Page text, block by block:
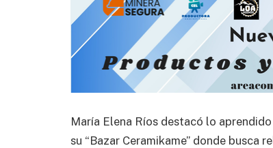
María Elena Ríos destacó lo
su “Bazar Ceramikame” donde busca